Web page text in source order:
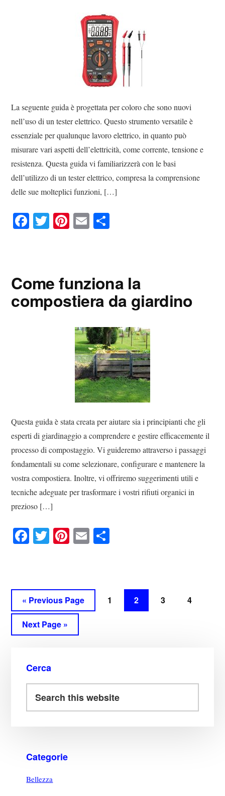
La seguente guida è progettata per coloro che sono nuovi
nell’uso di un tester elettrico. Questo strumento versatile è
essenziale per qualunque lavoro elettrico, in quanto può
misurare vari aspetti dell’elettricità, come corrente, tensione e
resistenza. Questa guida vi familiarizzerà con le basi
dell’utilizzo di un tester elettrico, compresa la comprensione
delle sue molteplici funzioni, […]
Fa T Pi
t
E
di
Come funziona la
compostiera da giardino
Questa guida è stata creata per aiutare sia i principianti che gli
esperti di giardinaggio a comprendere e gestire efficacemente il
processo di compostaggio. Vi guideremo attraverso i passaggi
fondamentali su come selezionare, configurare e mantenere la
vostra compostiera. Inoltre, vi offriremo suggerimenti utili e
tecniche adeguate per trasformare i vostri rifiuti organici in
prezioso […]
Fa
ok
T
r
Pi
es
t
E
di
« Previous Page 1 2 3 4
Next Page »
Cerca
Categorie
Bellezza